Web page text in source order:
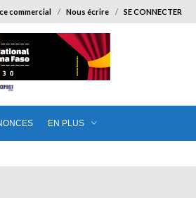
commercial Nous écrire SE CONNECTER
EN PLUS